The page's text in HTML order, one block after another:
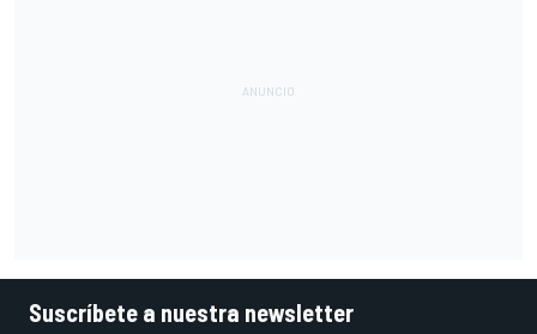
Suscríbete a nuestra newsletter